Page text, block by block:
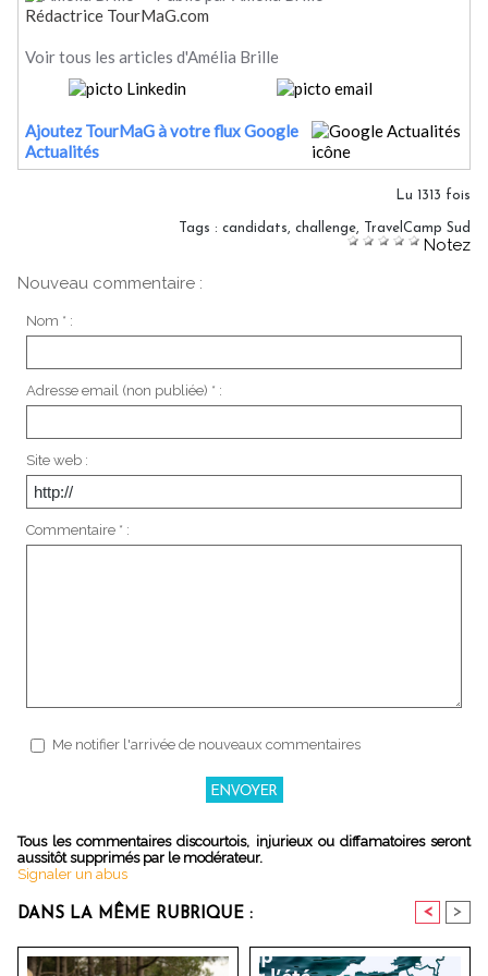
Rédactrice TourMaG.com
Voir tous les articles d'Amélia Brille
Ajoutez TourMaG à votre flux Google
Actualités
Lu 1313 fois
Tags : candidats, challenge, TravelCamp Sud
Notez
Nouveau commentaire :
Nom * :
Adresse email (non publiée) * :
Site web :
Commentaire * :
Me notifier l'arrivée de nouveaux commentaires
Tous les commentaires discourtois, injurieux ou diffamatoires seront
aussitôt supprimés par le modérateur.
Signaler un abus
DANS LA MÊME RUBRIQUE : < >